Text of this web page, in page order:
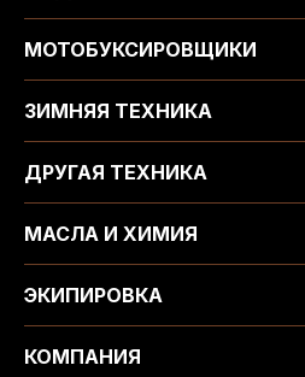
МОТОБУКСИРОВЩИКИ
ЗИМНЯЯ ТЕХНИКА
ДРУГАЯ ТЕХНИКА
МАСЛА И ХИМИЯ
ЭКИПИРОВКА
КОМПАНИЯ